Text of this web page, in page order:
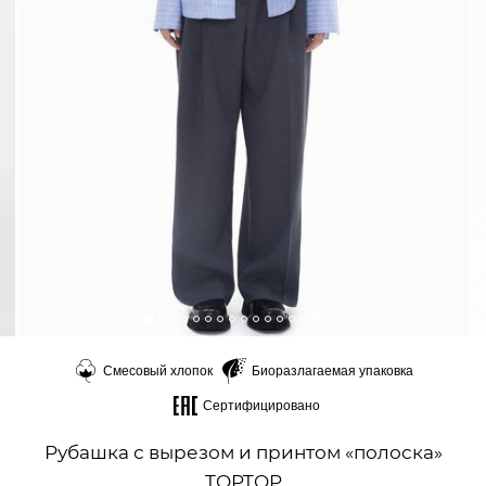
Смесовый хлопок
Биоразлагаемая упаковка
Сертифицировано
Рубашка с вырезом и принтом «полоска»
TOPTOP